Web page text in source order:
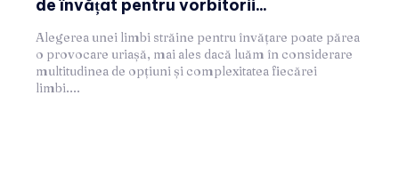
de învățat pentru vorbitorii...
Alegerea unei limbi străine pentru învățare poate părea
o provocare uriașă, mai ales dacă luăm în considerare
multitudinea de opțiuni și complexitatea fiecărei
limbi....